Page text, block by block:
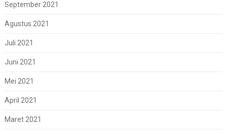
September 2021
Agustus 2021
Juli 2021
Juni 2021
Mei 2021
April 2021
Maret 2021